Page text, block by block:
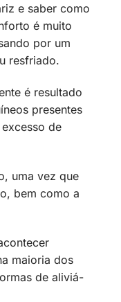
e saber como
é muito
por um
resfriado.
é resultado
presentes
de
uma vez que
bem como a
maioria dos
de aliviá-